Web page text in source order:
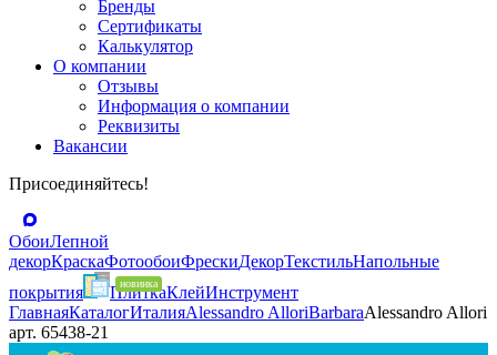
Бренды
Сертификаты
Калькулятор
О компании
Отзывы
Информация о компании
Реквизиты
Вакансии
Присоединяйтесь!
ОбоиЛепной
декорКраскаФотообоиФрескиДекорТекстильНапольные
покрытия
ПлиткаКлейИнструмент
ГлавнаяКаталогИталияAlessandro AlloriBarbaraAlessandro Allori
арт. 65438-21